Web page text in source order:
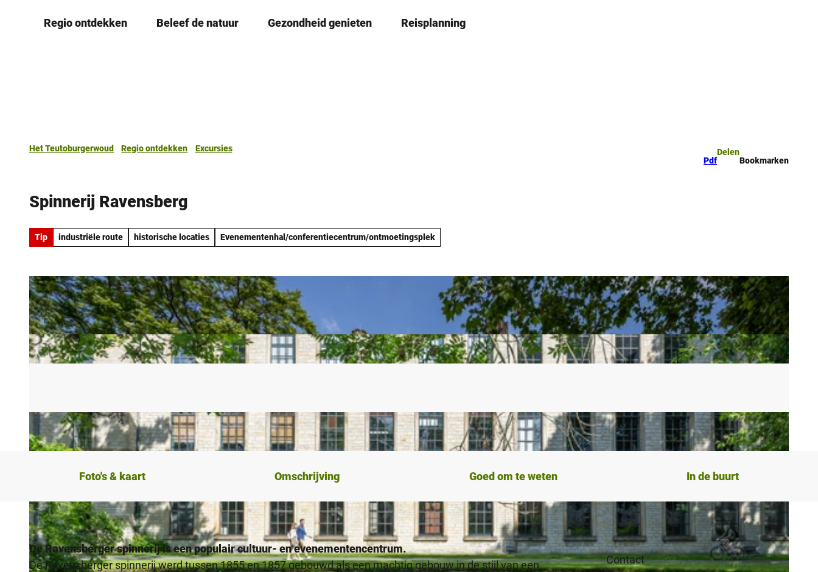
Regio ontdekken Beleef de natuur Gezondheid genieten Reisplanning
Het Teutoburgerwoud Regio ontdekken
Excursies
Pdf
Delen
Bookmarken
Spinnerij Ravensberg
Tip industriële route historische locaties Evenementenhal/conferentiecentrum/ontmoetingsplek
Foto's & kaart Omschrijving Goed om te weten In de buurt
De Ravensberger spinnerij is een populair cultuur- en evenementencentrum.
De Ravensberger spinnerij werd tussen 1855 en 1857 gebouwd als een machtig gebouw in de stijl van een
Contact